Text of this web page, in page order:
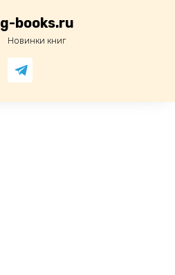
g-books.ru
Новинки книг